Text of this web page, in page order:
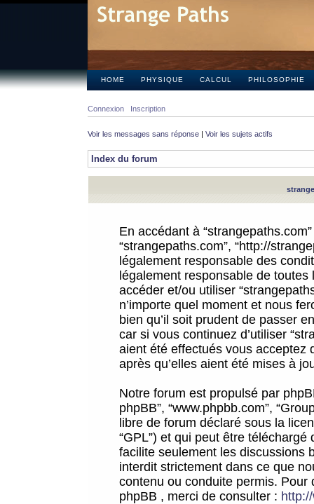
HOME PHYSIQUE CALCUL PHILOSOPHIE
Connexion Inscription
Voir les messages sans réponse | Voir les sujets actifs
Index du forum
En accédant à
“strangepaths.com”, “http://
légalement responsable des
légalement responsable de
accéder et/ou utiliser
n’importe quel moment et nous
bien qu’il soit prudent de passer
car si vous continuez d’utiliser
aient été effectués vous acceptez
après qu’elles aient été mises à
Notre forum est propulsé par
phpBB”, “www.phpbb.com”,
libre de forum déclaré sous la
“GPL”) et qui peut être téléchargé
facilite seulement les discussions
interdit strictement dans ce que
contenu ou conduite permis.
phpBB , merci de consulter :